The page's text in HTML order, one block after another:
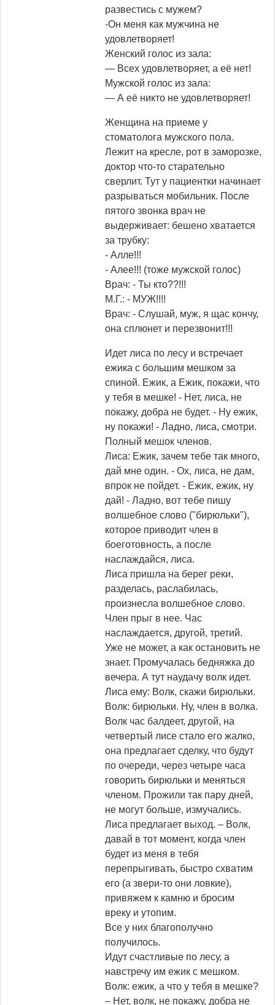
развестись с мужем?
-Он меня как мужчина не
удовлетворяет!
Женский голос из зала:
— Всех удовлетворяет, а её нет!
Мужской голос из зала:
— А её никто не удовлетворяет!
Женщина на приеме у
стоматолога мужского пола.
Лежит на кресле, рот в заморозке,
доктор что-то старательно
сверлит. Тут у пациентки начинает
разрываться мобильник. После
пятого звонка врач не
выдерживает: бешено хватается
за трубку:
- Алле!!!
- Алее!!! (тоже мужской голос)
Врач: - Ты кто??!!!
М.Г.: - МУЖ!!!!
Врач: - Слушай, муж, я щас кончу,
она сплюнет и перезвонит!!!
Идет лиса по лесу и встречает
ежика с большим мешком за
спиной. Ежик, а Ежик, покажи, что
у тебя в мешке! - Нет, лиса, не
покажу, добра не будет. - Ну ежик,
ну покажи! - Ладно, лиса, смотри.
Полный мешок членов.
Лиса: Ежик, зачем тебе так много,
дай мне один. - Ох, лиса, не дам,
впрок не пойдет. - Ежик, ежик, ну
дай! - Ладно, вот тебе пишу
волшебное слово ("бирюльки"),
которое приводит член в
боеготовность, а после
наслаждайся, лиса.
Лиса пришла на берег реки,
разделась, раслабилась,
произнесла волшебное слово.
Член прыг в нее. Час
наслаждается, другой, третий.
Уже не может, а как остановить не
знает. Промучалась бедняжка до
вечера. А тут наудачу волк идет.
Лиса ему: Волк, скажи бирюльки.
Волк: бирюльки. Ну, член в волка.
Волк час балдеет, другой, на
четвертый лисе стало его жалко,
она предлагает сделку, что будут
по очереди, через четыре часа
говорить бирюльки и меняться
членом. Прожили так пару дней,
не могут больше, измучались.
Лиса предлагает выход. – Волк,
давай в тот момент, когда член
будет из меня в тебя
перепрыгивать, быстро схватим
его (а звери-то они ловкие),
привяжем к камню и бросим
вреку и утопим.
Все у них благополучно
получилось.
Идут счастливые по лесу, а
навстречу им ежик с мешком.
Волк: ежик, а что у тебя в мешке?
– Нет, волк, не покажу, добра не